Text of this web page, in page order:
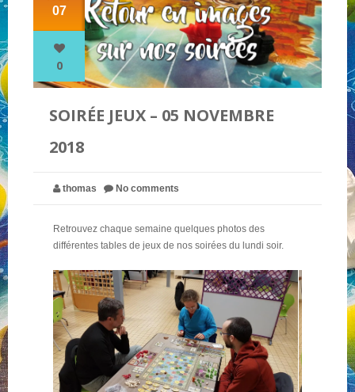
NOS PARTENAIRES
NOUS CONTACTER !
07
0
SOIRÉE JEUX – 05 NOVEMBRE
2018
thomas No comments
Retrouvez chaque semaine quelques photos des
différentes tables de jeux de nos soirées du lundi soir.